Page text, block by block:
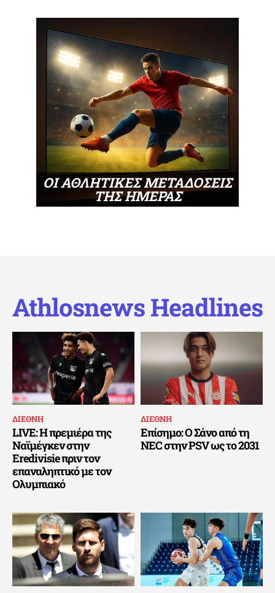
ΟΙ ΑΘΛΗΤΙΚΕΣ ΜΕΤΑΔΟΣΕΙΣ
ΤΗΣ ΗΜΕΡΑΣ
Athlosnews Headlines
ΔΙΕΘΝΗ
LIVE: Η πρεμιέρα της
Ναϊμέγκεν στην
Eredivisie πριν τον
επαναληπτικό με τον
Ολυμπιακό
ΔΙΕΘΝΗ
Επίσημο: Ο Σάνο από τη
NEC στην PSV ως το 2031